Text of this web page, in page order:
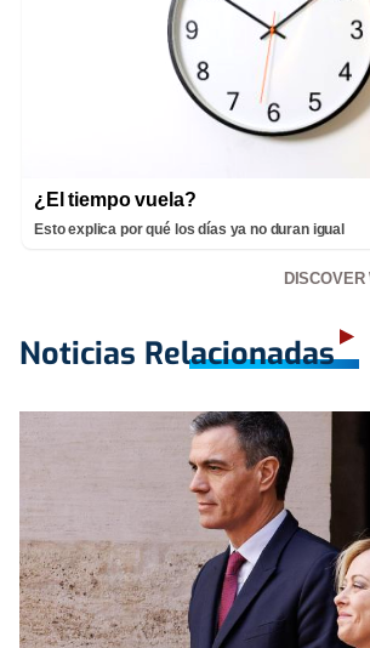
¿El tiempo vuela?
Esto explica por qué los días ya no duran igual
DISCOVER
Noticias Relacionadas